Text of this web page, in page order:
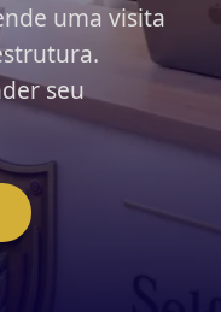
uma visita
seu